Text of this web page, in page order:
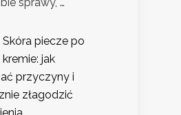
sprawy, …
Skóra piecze po
kremie: jak
przyczyny i
złagodzić